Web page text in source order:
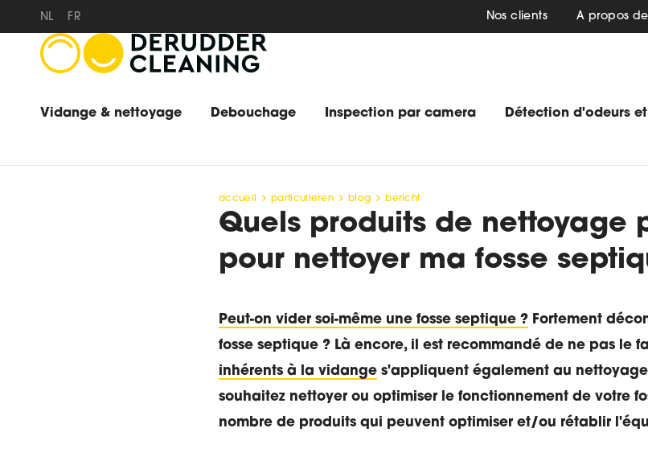
NL FR Nos clients A propos
Vidange & nettoyage Debouchage Inspection par camera Détection d'odeurs
accueil particulieren blog bericht
Quels produits de nettoyage
pour nettoyer ma fosse
Peut-on vider soi-même une fosse septique ? Fortement
fosse septique ? Là encore, il est recommandé de ne pas le
inhérents à la vidange s'appliquent également au nettoyage
souhaitez nettoyer ou optimiser le fonctionnement de votre
nombre de produits qui peuvent optimiser et/ou rétablir